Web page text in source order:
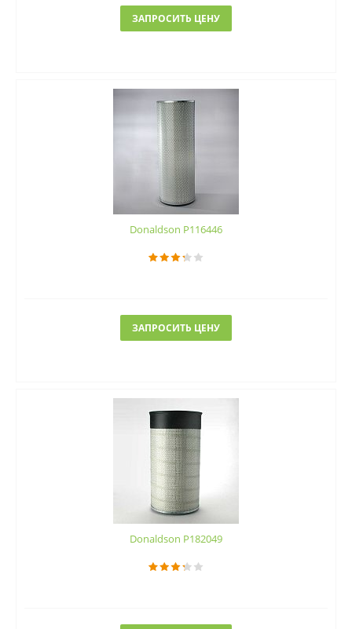
ЗАПРОСИТЬ ЦЕНУ
Donaldson P116446
ЗАПРОСИТЬ ЦЕНУ
Donaldson P182049